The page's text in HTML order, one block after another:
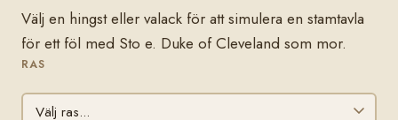
Välj en hingst eller valack för att simulera en stamtavla
för ett föl med Sto e. Duke of Cleveland som mor.
RAS